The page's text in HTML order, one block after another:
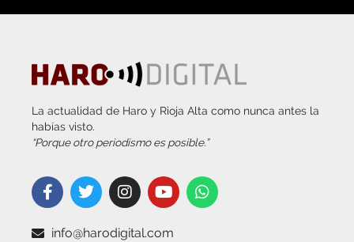
La actualidad de Haro y Rioja Alta como nunca antes la
habías visto.
“Porque otro periodismo es posible.”
info@harodigital.com